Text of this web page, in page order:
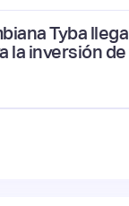
Tyba
la inversión